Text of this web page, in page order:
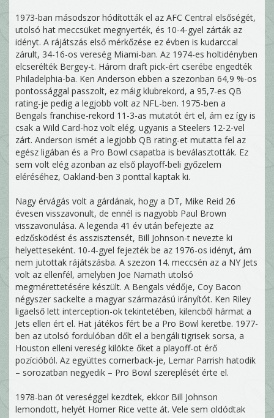
1973-ban másodszor hódították el az AFC Central elsőségét,
utolsó hat meccsüket megnyerték, és 10-4-gyel zárták az
idényt. A rájátszás első mérkőzése ez évben is kudarccal
zárult, 34-16-os vereség Miami-ban. Az 1974-es holtidényben
elcserélték Bergey-t. Három draft pick-ért cserébe engedték
Philadelphia-ba. Ken Anderson ebben a szezonban 64,9 %-os
pontossággal passzolt, ez máig klubrekord, a 95,7-es QB
rating-je pedig a legjobb volt az NFL-ben. 1975-ben a
Bengals franchise-rekord 11-3-as mutatót ért el, ám ez így is
csak a Wild Card-hoz volt elég, ugyanis a Steelers 12-2-vel
zárt. Anderson ismét a legjobb QB rating-et mutatta fel az
egész ligában és a Pro Bowl csapatba is beválasztották. Ez
sem volt elég azonban az első playoff-beli győzelem
eléréséhez, Oakland-ben 3 ponttal kaptak ki.
Nagy érvágás volt a gárdának, hogy a DT, Mike Reid 26
évesen visszavonult, de ennél is nagyobb Paul Brown
visszavonulása. A legenda 41 év után befejezte az
edzősködést és asszisztensét, Bill Johnson-t nevezte ki
helyetteseként. 10-4-gyel fejezték be az 1976-os idényt, ám
nem jutottak rájátszásba. A szezon 14. meccsén az a NY Jets
volt az ellenfél, amelyben Joe Namath utolsó
megmérettetésére készült. A Bengals védője, Coy Bacon
négyszer sackelte a magyar származású irányítót. Ken Riley
ligaelső lett interception-ok tekintetében, kilencből hármat a
Jets ellen ért el. Hat játékos fért be a Pro Bowl keretbe. 1977-
ben az utolsó fordulóban dőlt el a bengáli tigrisek sorsa, a
Houston elleni vereség kilökte őket a playoff-ot érő
pozícióból. Az együttes cornerback-je, Lemar Parrish hatodik
– sorozatban negyedik – Pro Bowl szereplését érte el.
1978-ban öt vereséggel kezdtek, ekkor Bill Johnson
lemondott, helyét Homer Rice vette át. Vele sem oldódtak